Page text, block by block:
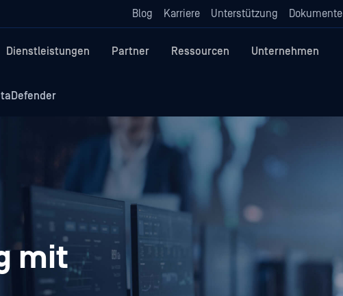
Blog Karriere Unterstützung Dokumente
Dienstleistungen Partner Ressourcen Unternehmen
mit